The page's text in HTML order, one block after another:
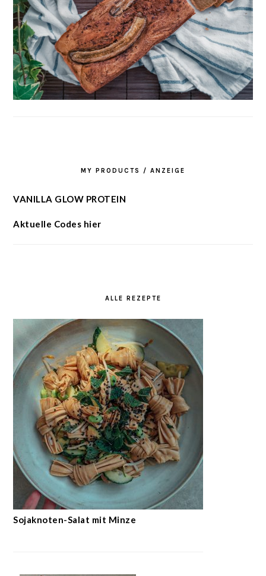
MY PRODUCTS / ANZEIGE
VANILLA GLOW PROTEIN
Aktuelle Codes hier
ALLE REZEPTE
Sojaknoten-Salat mit Minze